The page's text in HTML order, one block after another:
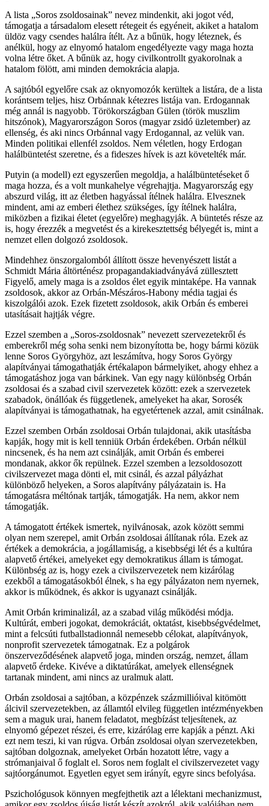
A lista „Soros zsoldosainak” nevez mindenkit, aki jogot véd,
támogatja a társadalom elesett rétegeit és egyéneit, akiket a hatalom
üldöz vagy csendes halálra ítélt. Az a bűnük, hogy léteznek, és
anélkül, hogy az elnyomó hatalom engedélyezte vagy maga hozta
volna létre őket. A bűnük az, hogy civilkontrollt gyakorolnak a
hatalom fölött, ami minden demokrácia alapja.
A sajtóból egyelőre csak az oknyomozók kerültek a listára, de a lista
korántsem teljes, hisz Orbánnak kétezres listája van. Erdogannak
még annál is nagyobb. Törökországban Gülen (török muszlim
hitszónok), Magyarországon Soros (magyar zsidó üzletember) az
ellenség, és aki nincs Orbánnal vagy Erdogannal, az velük van.
Minden politikai ellenfél zsoldos. Nem véletlen, hogy Erdogan
halálbüntetést szeretne, és a fideszes hívek is azt követelték már.
Putyin (a modell) ezt egyszerűen megoldja, a halálbüntetéseket ő
maga hozza, és a volt munkahelye végrehajtja. Magyarország egy
abszurd világ, itt az életben hagyással ítélnek halálra. Elvesznek
mindent, ami az emberi élethez szükséges, így ítélnek halálra,
miközben a fizikai életet (egyelőre) meghagyják. A büntetés része az
is, hogy érezzék a megvetést és a kirekesztettség bélyegét is, mint a
nemzet ellen dolgozó zsoldosok.
Mindehhez önszorgalomból állított össze hevenyészett listát a
Schmidt Mária áltörténész propagandakiadványává züllesztett
Figyelő, amely maga is a zsoldos élet egyik mintaképe. Ha vannak
zsoldosok, akkor az Orbán-Mészáros-Habony média tagjai és
kiszolgálói azok. Ezek fizetett zsoldosok, akik Orbán és emberei
utasításait hajtják végre.
Ezzel szemben a „Soros-zsoldosnak” nevezett szervezetekről és
emberekről még soha senki nem bizonyította be, hogy bármi közük
lenne Soros Györgyhöz, azt leszámítva, hogy Soros György
alapítványai támogathatják értékalapon bármelyiket, ahogy ehhez a
támogatáshoz joga van bárkinek. Van egy nagy különbség Orbán
zsoldosai és a szabad civil szervezetek között: ezek a szervezetek
szabadok, önállóak és függetlenek, amelyeket ha akar, Sorosék
alapítványai is támogathatnak, ha egyetértenek azzal, amit csinálnak.
Ezzel szemben Orbán zsoldosai Orbán tulajdonai, akik utasításba
kapják, hogy mit is kell tenniük Orbán érdekében. Orbán nélkül
nincsenek, és ha nem azt csinálják, amit Orbán és emberei
mondanak, akkor ők repülnek. Ezzel szemben a lezsoldosozott
civilszervezet maga dönti el, mit csinál, és azzal pályázhat
különböző helyeken, a Soros alapítvány pályázatain is. Ha
támogatásra méltónak tartják, támogatják. Ha nem, akkor nem
támogatják.
A támogatott értékek ismertek, nyilvánosak, azok között semmi
olyan nem szerepel, amit Orbán zsoldosai állítanak róla. Ezek az
értékek a demokrácia, a jogállamiság, a kisebbségi lét és a kultúra
alapvető értékei, amelyeket egy demokratikus állam is támogat.
Különbség az is, hogy ezek a civilszervezetek nem kizárólag
ezekből a támogatásokból élnek, s ha egy pályázaton nem nyernek,
akkor is működnek, és akkor is ugyanazt csinálják.
Amit Orbán kriminalizál, az a szabad világ működési módja.
Kultúrát, emberi jogokat, demokráciát, oktatást, kisebbségvédelmet,
mint a felcsúti futballstadionnál nemesebb célokat, alapítványok,
nonprofit szervezetek támogatnak. Ez a polgárok
önszerveződésének alapvető joga, minden ország, nemzet, állam
alapvető érdeke. Kivéve a diktatúrákat, amelyek ellenségnek
tartanak mindent, ami nincs az uralmuk alatt.
Orbán zsoldosai a sajtóban, a közpénzek százmillióival kitömött
álcivil szervezetekben, az államtól elvileg független intézményekben
sem a maguk urai, hanem feladatot, megbízást teljesítenek, az
elnyomó gépezet részei, és erre, kizárólag erre kapják a pénzt. Aki
ezt nem teszi, ki van rúgva. Orbán zsoldosai olyan szervezetekben,
sajtóban dolgoznak, amelyeket Orbán hozatott létre, vagy a
strómanjaival ő foglalt el. Soros nem foglalt el civilszervezetet vagy
sajtóorgánumot. Egyetlen egyet sem irányít, egyre sincs befolyása.
Pszichológusok könnyen megfejthetik azt a lélektani mechanizmust,